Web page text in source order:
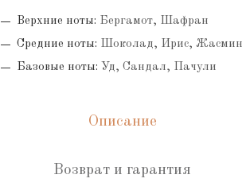
Верхние ноты: Бергамот, Шафран
Средние ноты: Шоколад, Ирис, Жасмин
Базовые ноты: Уд, Сандал, Пачули
Описание
Возврат и гарантия